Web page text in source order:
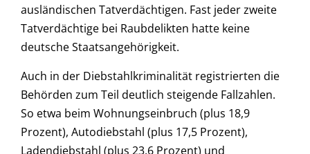
ausländischen Tatverdächtigen. Fast jeder zweite
Tatverdächtige bei Raubdelikten hatte keine
deutsche Staatsangehörigkeit.
Auch in der Diebstahlkriminalität registrierten die
Behörden zum Teil deutlich steigende Fallzahlen.
So etwa beim Wohnungseinbruch (plus 18,9
Prozent), Autodiebstahl (plus 17,5 Prozent),
Ladendiebstahl (plus 23,6 Prozent) und